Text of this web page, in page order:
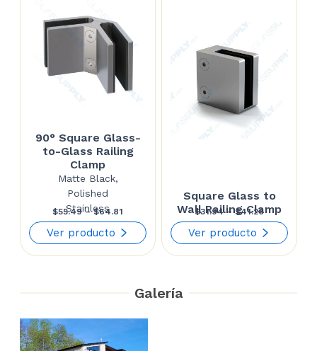
90° Square Glass-
to-Glass Railing
Clamp
Matte Black,
Polished
Stainless
$55.49 – $64.81
range:
$55.49
$64.81
Ver producto
Square Glass to
Wall Railing Clamp
$31.94 – $41.26Price
range:
$31.94
Ver producto
Galería